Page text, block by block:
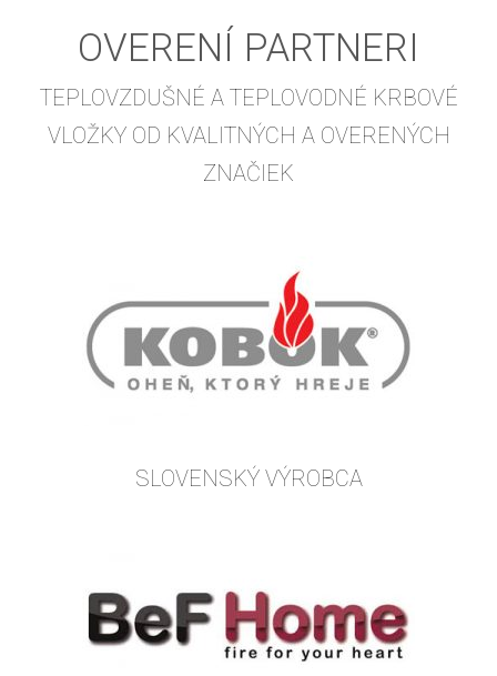
OVERENÍ PARTNERI
TEPLOVZDUŠNÉ A TEPLOVODNÉ KRBOVÉ
VLOŽKY OD KVALITNÝCH A OVERENÝCH
ZNAČIEK
SLOVENSKÝ VÝROBCA